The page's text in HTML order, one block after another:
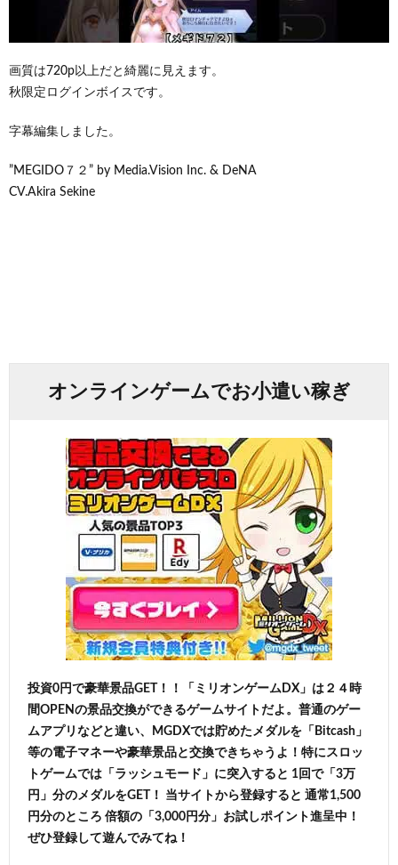
画質は720p以上だと綺麗に見えます。
秋限定ログインボイスです。
字幕編集しました。
”MEGIDO７２” by Media.Vision Inc. & DeNA
CV.Akira Sekine
オンラインゲームでお小遣い稼ぎ
投資0円で豪華景品GET！！「ミリオンゲームDX」は２４時
間OPENの景品交換ができるゲームサイトだよ。普通のゲー
ムアプリなどと違い、MGDXでは貯めたメダルを「Bitcash」
等の電子マネーや豪華景品と交換できちゃうよ！特にスロッ
トゲームでは「ラッシュモード」に突入すると 1回で「3万
円」分のメダルをGET！ 当サイトから登録すると 通常1,500
円分のところ 倍額の「3,000円分」お試しポイント進呈中！
ぜひ登録して遊んでみてね！